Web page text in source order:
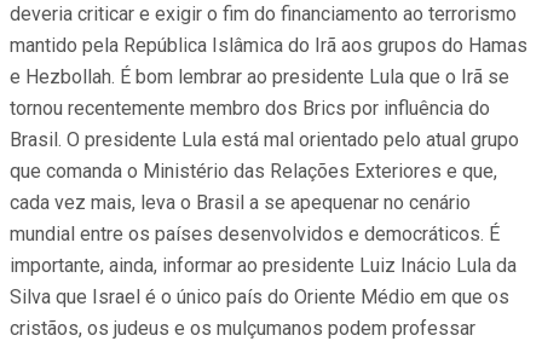
deveria criticar e exigir o fim do financiamento ao terrorismo
mantido pela República Islâmica do Irã aos grupos do Hamas
e Hezbollah. É bom lembrar ao presidente Lula que o Irã se
tornou recentemente membro dos Brics por influência do
Brasil. O presidente Lula está mal orientado pelo atual grupo
que comanda o Ministério das Relações Exteriores e que,
cada vez mais, leva o Brasil a se apequenar no cenário
mundial entre os países desenvolvidos e democráticos. É
importante, ainda, informar ao presidente Luiz Inácio Lula da
Silva que Israel é o único país do Oriente Médio em que os
cristãos, os judeus e os mulçumanos podem professar